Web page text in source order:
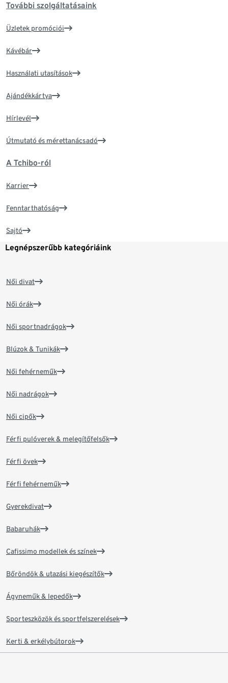
További szolgáltatásaink
Üzletek promóciói
Kávébár
Használati utasítások
Ajándékkártya
Hírlevél
Útmutató és mérettanácsadó
A Tchibo-ról
Karrier
Fenntarthatóság
Sajtó
Legnépszerűbb kategóriáink
Női divat
Női órák
Női sportnadrágok
Blúzok & Tunikák
Női fehérneműk
Női nadrágok
Női cipők
Férfi pulóverek & melegítőfelsők
Férfi övek
Férfi fehérneműk
Gyerekdivat
Babaruhák
Cafissimo modellek és színek
Bőröndök & utazási kiegészítők
Ágyneműk & lepedők
Sporteszközök és sportfelszerelések
Kerti & erkélybútorok